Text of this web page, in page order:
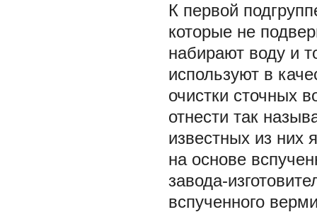
К первой
которые не
набирают воду и
используют в
очистки сточных
отнести так
известных из них
на основе
завода-
вспученного